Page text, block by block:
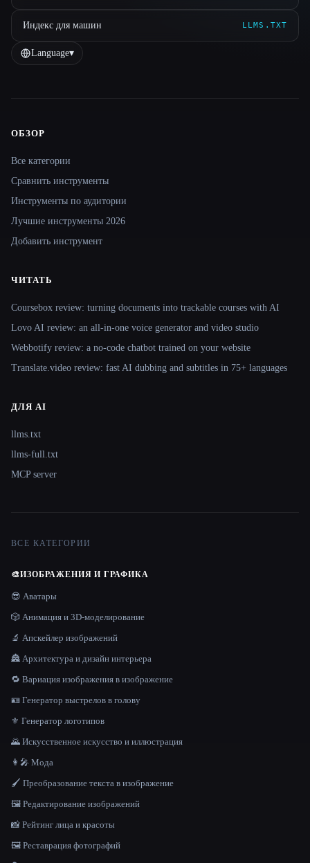
Индекс для машин LLMS.TXT
Language▾
Site navigation
ОБЗОР
Все категории
Сравнить инструменты
Инструменты по аудитории
Лучшие инструменты 2026
Добавить инструмент
ЧИТАТЬ
Coursebox review: turning documents into trackable courses with AI
Lovo AI review: an all-in-one voice generator and video studio
Webbotify review: a no-code chatbot trained on your website
Translate.video review: fast AI dubbing and subtitles in 75+ languages
ДЛЯ AI
llms.txt
llms-full.txt
MCP server
ВСЕ КАТЕГОРИИ
🎨ИЗОБРАЖЕНИЯ И ГРАФИКА
😎 Аватары
🎲 Анимация и 3D-моделирование
🔬 Апскейлер изображений
🏯 Архитектура и дизайн интерьера
🔁 Вариация изображения в изображение
🪪 Генератор выстрелов в голову
⚜️ Генератор логотипов
🌄 Искусственное искусство и иллюстрация
👩‍🎤 Мода
🖌️ Преобразование текста в изображение
🖼️ Редактирование изображений
📸 Рейтинг лица и красоты
🖼️ Реставрация фотографий